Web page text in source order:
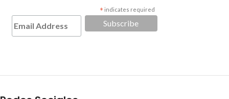
* indicates required